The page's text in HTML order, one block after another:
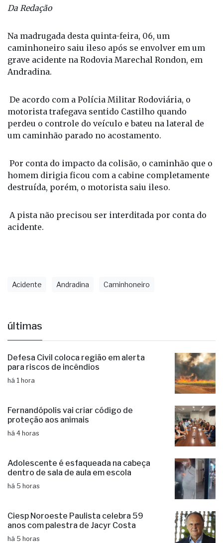
Da Redação
Na madrugada desta quinta-feira, 06, um
caminhoneiro saiu ileso após se envolver em um
grave acidente na Rodovia Marechal Rondon, em
Andradina.
De acordo com a Polícia Militar Rodoviária, o
motorista trafegava sentido Castilho quando
perdeu o controle do veículo e bateu na lateral de
um caminhão parado no acostamento.
Por conta do impacto da colisão, o caminhão que o
homem dirigia ficou com a cabine completamente
destruída, porém, o motorista saiu ileso.
A pista não precisou ser interditada por conta do
acidente.
Acidente Andradina Caminhoneiro
últimas
Defesa Civil coloca região em alerta
para riscos de incêndios
há 1 hora
Fernandópolis vai criar código de
proteção aos animais
há 4 horas
Adolescente é esfaqueada na cabeça
dentro de sala de aula em escola
há 5 horas
Ciesp Noroeste Paulista celebra 59
anos com palestra de Jacyr Costa
há 5 horas